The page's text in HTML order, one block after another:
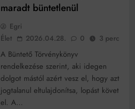
maradt büntetlenül
Egri
Élet
2026.04.28. 0 3 perc
A Büntető Törvénykönyv
rendelkezése szerint, aki idegen
dolgot mástól azért vesz el, hogy azt
jogtalanul eltulajdonítsa, lopást követ
el. A…